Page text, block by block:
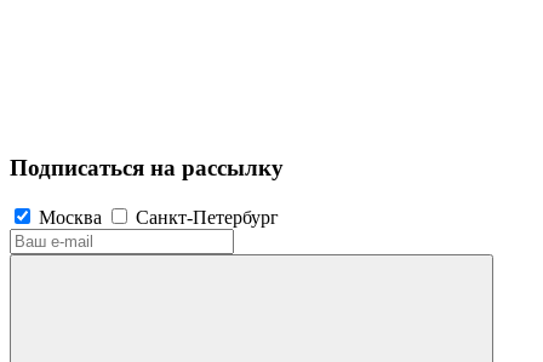
Подписаться на рассылку
Москва Санкт-Петербург